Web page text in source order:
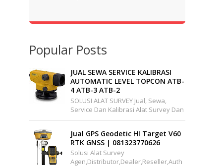
Popular Posts
JUAL SEWA SERVICE KALIBRASI
AUTOMATIC LEVEL TOPCON ATB-
4 ATB-3 ATB-2
SOLUSI ALAT SURVEY Jual, Sewa,
Service Dan Kalibrasi Alat Survey Dan
Pemetaan Support Wilayah Seluruh
Jual GPS Geodetic HI Target V60
RTK GNSS | 081323770626
Solusi Alat Survey
Agen,distributor,dealer,reseller,auth